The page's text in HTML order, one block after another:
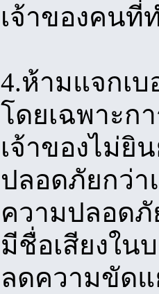
เจ้าของคนที่
4.ห้ามแจกเบ
โดยเฉพาะก
เจ้าของไม่ยิ
ปลอดภัยกว่า
ความปลอด
มีชื่อเสียงใน
ลดความขัดแ